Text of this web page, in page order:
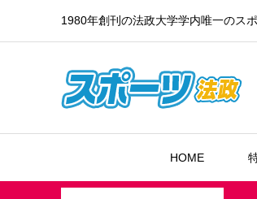
1980年創刊の法政大学学内唯一のス
HOME